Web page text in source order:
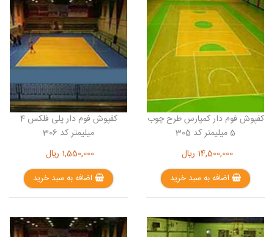
کفپوش فوم دار کمپارس طرح چوب
5 میلیمتر کد 305
14,500,000 ریال
اضافه به سبد خرید
کفپوش فوم دار پلی فلکس 4
میلیمتر کد 306
1,550,000 ریال
اضافه به سبد خرید